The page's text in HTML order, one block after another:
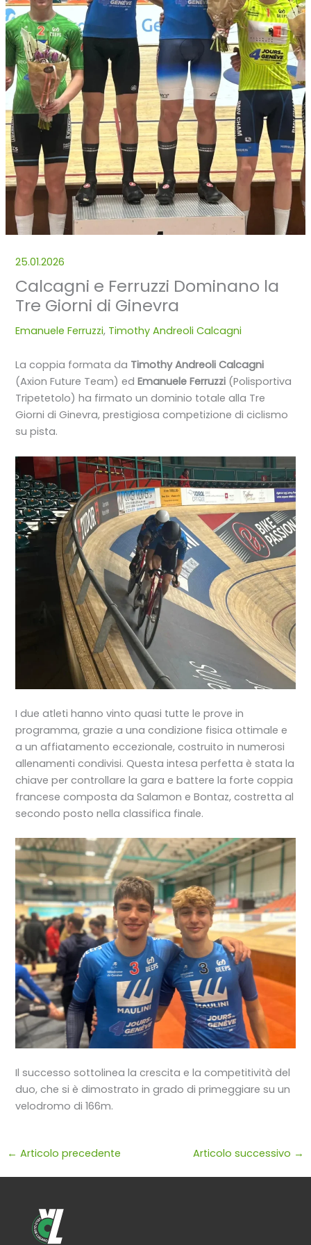
25.01.2026
Calcagni e Ferruzzi Dominano la
Tre Giorni di Ginevra
Emanuele Ferruzzi, Timothy Andreoli Calcagni
La coppia formata da Timothy Andreoli Calcagni
(Axion Future Team) edEmanuele Ferruzzi (Polisportiva
Tripetetolo) ha firmato un dominio totale alla Tre
Giorni di Ginevra, prestigiosa competizione di ciclismo
su pista.
I due atleti hanno vinto quasi tutte le prove in
programma, grazie a una condizione fisica ottimale e
a un affiatamento eccezionale, costruito in numerosi
allenamenti condivisi. Questa intesa perfetta è stata la
chiave per controllare la gara e battere la forte coppia
francese composta da Salamon e Bontaz, costretta al
secondo posto nella classifica finale.
Il successo sottolinea la crescita e la competitività del
duo, che si è dimostrato in grado di primeggiare su un
velodromo di 166m.
← Articolo precedente Articolo successivo →